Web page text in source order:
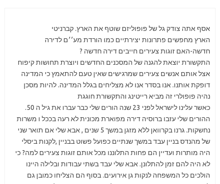
אסף אתה צודק גל של פופוליזם שוטף את הארץ. קברניטי
הארץ מחפשים פתרונות יצירתיים כמו הורדת מע׳׳ם לדירה
חדשה-האם זוגות צעירים חייבים דירה חדשה ?
התקשורת יוצאת להגנה של המסכנים החדשים ויוצרת תחושות קיפוח
אצל אותם אנשים צעירים שמרגישים שאין טעם להתאמץ כי המדינה
דופקת אותנו. אנו בסדר אנו לא מצליחים בגלל המדינה. להיות מסכן
נהיה פופולרי זה מביא רייטינג והתקשורת חוגגת
כאשר עלינו לישראל לפני 23 שנה הורים שלי כבר עברו את גיל ה 50.
ההורים שלי עזבו ברוסיה דירה מפוארת מכונית לא רעה בככל ו משרות
נחשקות. גרנו בקרוואן ללא מזגן במשך 5 שנים , אבא שלי אם תואר שני
של מהנדס בניין עבד במשך שנתיים כפועל פשוט בבניין ,לקנות ביסלי
היה מותרות ועדיין הם פחות התלוננו מכל אותם זוגות צעירים למה? כי
לא היה להם זמן להתלונן. אבא שלי עבד בשתי עבודות ובלילה היינו
הולכים כל המשפחה לנקות גן אירועים. בסוף הם הצליחו כמובן גם